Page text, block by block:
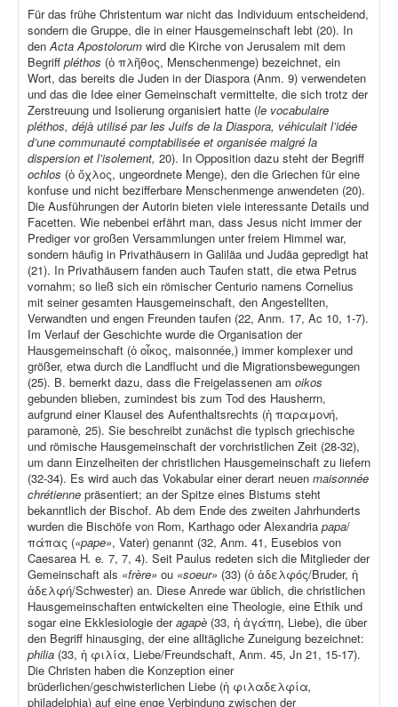
Für das frühe Christentum war nicht das Individuum entscheidend,
sondern die Gruppe, die in einer Hausgemeinschaft lebt (20). In
denActa Apostolorum wird die Kirche von Jerusalem mit dem
Begriff pléthos (ὁ πλῆθος, Menschenmenge) bezeichnet, ein
Wort, das bereits die Juden in der Diaspora (Anm. 9) verwendeten
und das die Idee einer Gemeinschaft vermittelte, die sich trotz der
Zerstreuung und Isolierung organisiert hatte (le vocabulaire
pléthos, déjà utilisé par les Juifs de la Diaspora, véhiculait l’idée
d’une communauté comptabilisée et organisée malgré la
dispersion et l’isolement, 20). In Opposition dazu steht der Begriff
ochlos (ὁ ὄχλος, ungeordnete Menge), den die Griechen für eine
konfuse und nicht bezifferbare Menschenmenge anwendeten (20).
Die Ausführungen der Autorin bieten viele interessante Details und
Facetten. Wie nebenbei erfährt man, dass Jesus nicht immer der
Prediger vor großen Versammlungen unter freiem Himmel war,
sondern häufig in Privathäusern in Galiläa und Judäa gepredigt hat
(21). In Privathäusern fanden auch Taufen statt, die etwa Petrus
vornahm; so ließ sich ein römischer Centurio namens Cornelius
mit seiner gesamten Hausgemeinschaft, den Angestellten,
Verwandten und engen Freunden taufen (22, Anm. 17, Ac 10, 1-7).
Im Verlauf der Geschichte wurde die Organisation der
Hausgemeinschaft (ὁ οἶκος, maisonnée,) immer komplexer und
größer, etwa durch die Landflucht und die Migrationsbewegungen
(25). B. bemerkt dazu, dass die Freigelassenen am oikos
gebunden blieben, zumindest bis zum Tod des Hausherrn,
aufgrund einer Klausel des Aufenthaltsrechts (ἡ παραμονή,
paramonè, 25). Sie beschreibt zunächst die typisch griechische
und römische Hausgemeinschaft der vorchristlichen Zeit (28-32),
um dann Einzelheiten der christlichen Hausgemeinschaft zu liefern
(32-34). Es wird auch das Vokabular einer derart neuen maisonnée
chrétienne präsentiert; an der Spitze eines Bistums steht
bekanntlich der Bischof. Ab dem Ende des zweiten Jahrhunderts
wurden die Bischöfe von Rom, Karthago oder Alexandria papa/
πάπας («pape», Vater) genannt (32, Anm. 41, Eusebios von
Caesarea H. e. 7, 7, 4). Seit Paulus redeten sich die Mitglieder der
Gemeinschaft als «frère» ou «soeur» (33) (ὁ ἀδελφός/Bruder, ἡ
ἀδελφή/Schwester) an. Diese Anrede war üblich, die christlichen
Hausgemeinschaften entwickelten eine Theologie, eine Ethik und
sogar eine Ekklesiologie deragapè (33, ἡ ἀγάπη, Liebe), die über
den Begriff hinausging, der eine alltägliche Zuneigung bezeichnet:
philia (33, ἡ φιλία, Liebe/Freundschaft, Anm. 45, Jn 21, 15-17).
Die Christen haben die Konzeption einer
brüderlichen/geschwisterlichen Liebe (ἡ φιλαδελφία,
philadelphia) auf eine enge Verbindung zwischen der